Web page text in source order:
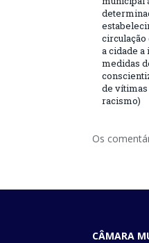
circulação
a cidade
medidas
de vítimas
racismo)
Os
CÂMARA